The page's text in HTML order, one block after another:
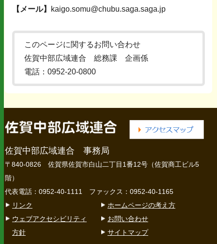
【メール】
kaigo.somu@chubu.saga.saga.jp
このページに関するお問い合わせ
佐賀中部広域連合 総務課 企画係
電話：0952-20-0800
佐賀中部広域連合 事務局
〒840-0826 佐賀県佐賀市白山二丁目1番12号（佐賀商工ビル5
階）
代表電話：0952-40-1111 ファックス：0952-40-1165
リンク
ホームページの考え方
ウェブアクセシビリティ
方針
お問い合わせ
サイトマップ